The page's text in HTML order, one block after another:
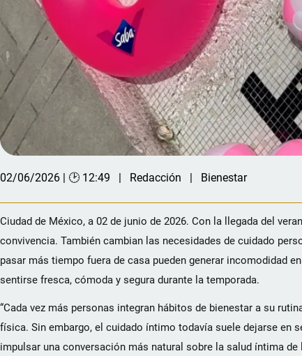
02/06/2026 | 🕑 12:49 Redacción Bienestar
Ciudad de México, a 02 de junio de 2026. Con la llegada del
convivencia. También cambian las necesidades de cuidado
pasar más tiempo fuera de casa pueden generar incomodidad
sentirse fresca, cómoda y segura durante la temporada.
“Cada vez más personas integran hábitos de bienestar a su
física. Sin embargo, el cuidado íntimo todavía suele dejarse en
impulsar una conversación más natural sobre la salud íntima